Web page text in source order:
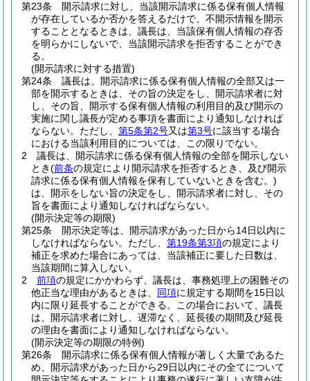
第23条
開示請求に対し、当該開示請求に係る保有個人情報
が存在しているか否かを答えるだけで、不開示情報を開示
することとなるときは、議長は、当該保有個人情報の存否
を明らかにしないで、当該開示請求を拒否することができ
る。
(開示請求に対する措置)
第24条
議長は、開示請求に係る保有個人情報の全部又は一
部を開示するときは、その旨の決定をし、開示請求者に対
し、その旨、開示する保有個人情報の利用目的及び開示の
実施に関し議長が定める事項を書面により通知しなければ
ならない。 ただし、 第5条第2号又は第3号に該当する場合
における当該利用目的については、この限りでない。
2
議長は、開示請求に係る保有個人情報の全部を開示しない
とき(前条の規定により開示請求を拒否するとき、及び開示
請求に係る保有個人情報を保有していないときを含む。)
は、開示をしない旨の決定をし、開示請求者に対し、その
旨を書面により通知しなければならない。
(開示決定等の期限)
第25条
開示決定等は、開示請求があった日から14日以内に
しなければならない。 ただし、 第19条第3項の規定により
補正を求めた場合にあっては、当該補正に要した日数は、
当該期間に算入しない。
2
前項の規定にかかわらず、議長は、事務処理上の困難その
他正当な理由があるときは、 同項に規定する期間を15日以
内に限り延長することができる。
この場合において、議長
は、開示請求者に対し、遅滞なく、延長後の期間及び延長
の理由を書面により通知しなければならない。
(開示決定等の期限の特例)
第26条
開示請求に係る保有個人情報が著しく大量であるた
め、開示請求があった日から29日以内にその全てについて